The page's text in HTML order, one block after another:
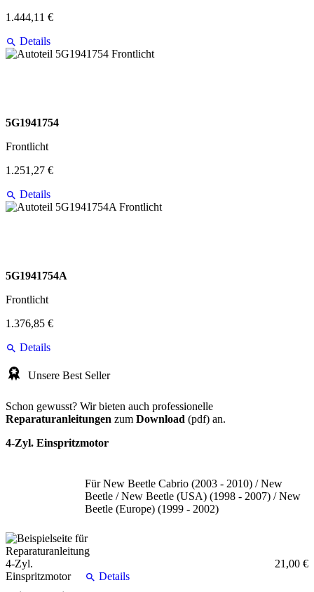
1.444,11 €
Details
5G1941754
Frontlicht
1.251,27 €
Details
5G1941754A
Frontlicht
1.376,85 €
Details
Unsere Best Seller
Schon gewusst? Wir bieten auch professionelle
Reparaturanleitungen zum Download (pdf) an.
4-Zyl. Einspritzmotor
Für New Beetle Cabrio (2003 - 2010) / New
Beetle / New Beetle (USA) (1998 - 2007) / New
Beetle (Europe) (1999 - 2002)
21,00 €
Details